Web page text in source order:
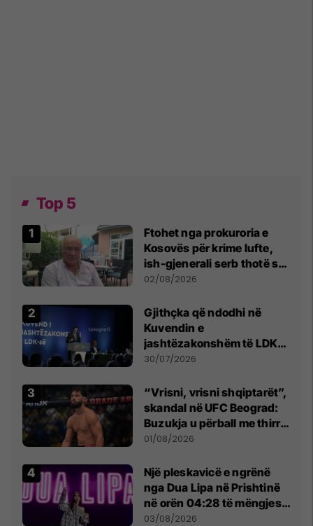
Top 5
Ftohet nga prokuroria e
Kosovës për krime lufte,
ish-gjenerali serb thotë se
dikush e tradhtoi në
02/08/2026
Gjithçka që ndodhi në
Kuvendin e
jashtëzakonshëm të LDK-
së
30/07/2026
“Vrisni, vrisni shqiptarët”,
skandal në UFC Beograd:
Buzukja u përball me thirrje
anti-shqiptare nga
01/08/2026
Një pleskavicë e ngrënë
nga Dua Lipa në Prishtinë
në orën 04:28 të mëngjesit
- dhe bota digjitale serbe
03/08/2026